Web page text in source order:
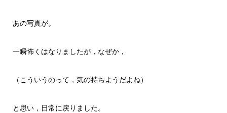
あの写真が。
一瞬怖くはなりましたが，なぜか，
（こういうのって，気の持ちようだよね）
と思い，日常に戻りました。